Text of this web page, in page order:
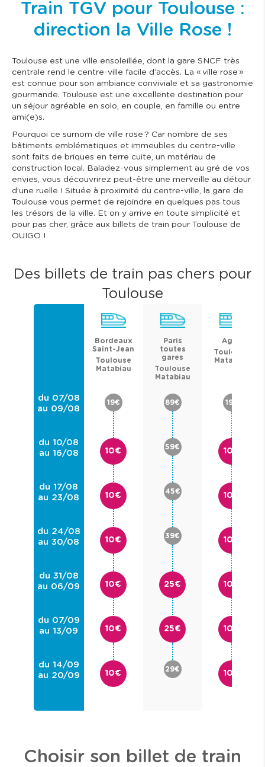
Train TGV pour Toulouse :
direction la Ville Rose !
Toulouse est une ville ensoleillée, dont la gare SNCF très
centrale rend le centre-ville facile d’accès. La « ville rose »
est connue pour son ambiance conviviale et sa gastronomie
gourmande. Toulouse est une excellente destination pour
un séjour agréable en solo, en couple, en famille ou entre
ami(e)s.
Pourquoi ce surnom de ville rose ? Car nombre de ses
bâtiments emblématiques et immeubles du centre-ville
sont faits de briques en terre cuite, un matériau de
construction local. Baladez-vous simplement au gré de vos
envies, vous découvrirez peut-être une merveille au détour
d’une ruelle ! Située à proximité du centre-ville, la gare de
Toulouse vous permet de rejoindre en quelques pas tous
les trésors de la ville. Et on y arrive en toute simplicité et
pour pas cher, grâce aux billets de train pour Toulouse de
OUIGO !
Des billets de train pas chers pour
Toulouse
du 07/08
au 09/08
du 10/08
au 16/08
du 17/08
au 23/08
du 24/08
au 30/08
du 31/08
au 06/09
du 07/09
au 13/09
du 14/09
au 20/09
Bordeaux
Saint-Jean
Toulouse
Matabiau
19€
10€
10€
10€
10€
10€
10€
Paris
toutes
gares
Toulouse
Matabiau
89€
59€
45€
39€
25€
25€
29€
Agen
Toulouse
Matabiau
19€
10€
10€
10€
10€
10€
10€
Choisir son billet de train